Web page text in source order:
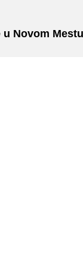
Novom Mestu